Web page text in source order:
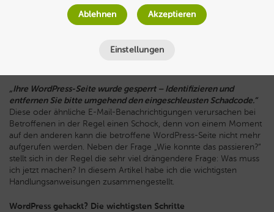
Wolf-Dieter Fiege am5. Oktober 2016
Minuten
„Ihre WordPress-Seite wurde gesperrt – Identifizieren und
entfernen Sie bitte umgehend den eingeschleusten Schadcode.“
Diese oder ähnliche E-Mail-Benachrichtigungen verursachen bei
Betroffenen in der Regel einen Schock, denn von einem Moment
auf den anderen kann die betroffene WordPress-Seite nicht mehr
aufgerufen werden. Neben der Frage „Wie konnte das passieren?“
stellt sich in der Regel die sehr viel drängendere Frage: Was muss
ich jetzt machen? In diesem Artikel habe ich die wichtigsten
Handlungsanweisungen zusammengestellt.
WordPress gehackt? Die wichtigsten Schritte
Einstellungen
Ablehnen Akzeptieren